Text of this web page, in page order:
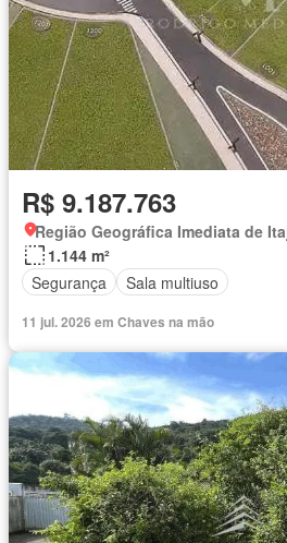
R$ 9.187.763
Região Geográfica Imediata de
1.144 m²
Segurança
Sala multiuso
11 jul. 2026 em Chaves na mão